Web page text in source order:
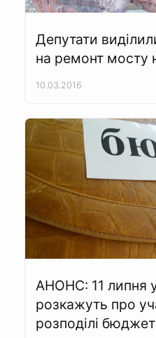
Депутати
на ремонт мосту
10.03.2016
АНОНС: 11 липня
розкажуть про
розподілі